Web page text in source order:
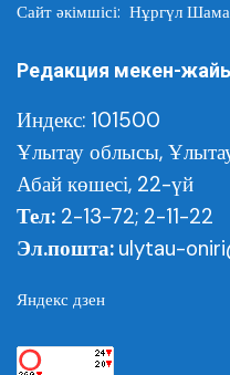
Сайт әкімшісі: Нұргүл
Редакция мекен-
Индекс: 101500
Ұлытау облысы,
Абай көшесі, 22-үй
Тел: 2-13-72; 2-11-22
Эл.пошта: ulytau-
Яндекс дзен